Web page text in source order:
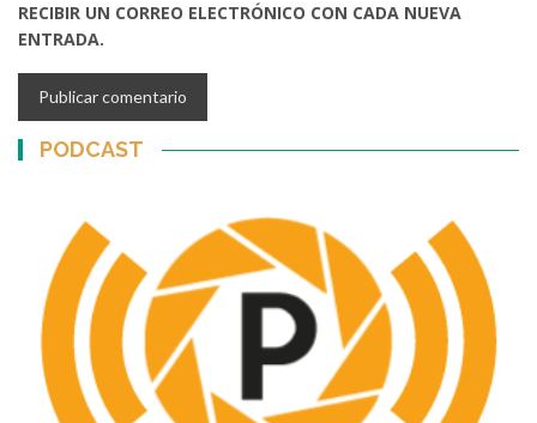
RECIBIR UN CORREO ELECTRÓNICO CON CADA NUEVA
ENTRADA.
PODCAST